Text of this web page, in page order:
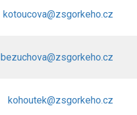
kotoucova@zsgorkeho.cz
bezuchova@zsgorkeho.cz
kohoutek@zsgorkeho.cz